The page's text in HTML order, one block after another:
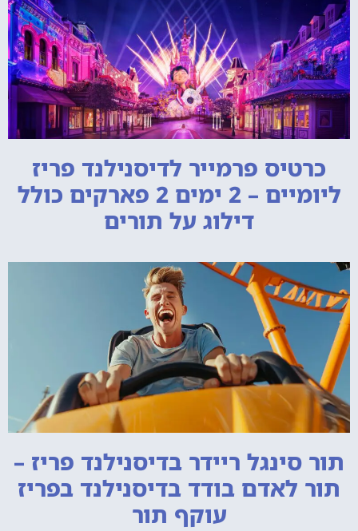
כרטיס פרמייר לדיסנילנד פריז
ליומיים – 2 ימים 2 פארקים כולל
דילוג על תורים
תור סינגל ריידר בדיסנילנד פריז –
תור לאדם בודד בדיסנילנד בפריז
עוקף תור